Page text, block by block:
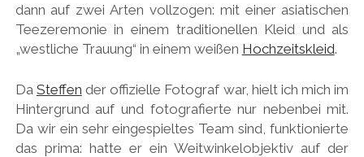
dann auf zwei Arten vollzogen: mit einer asiatischen
Teezeremonie in einem traditionellen Kleid und als
„westliche Trauung“ in einem weißen Hochzeitskleid.
Da Steffen der offizielle Fotograf war, hielt ich mich im
Hintergrund auf und fotografierte nur nebenbei mit.
Da wir ein sehr eingespieltes Team sind, funktionierte
das prima: hatte er ein Weitwinkelobjektiv auf der